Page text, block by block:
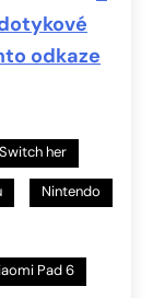
odkaze
her
Nintendo
Pad 6